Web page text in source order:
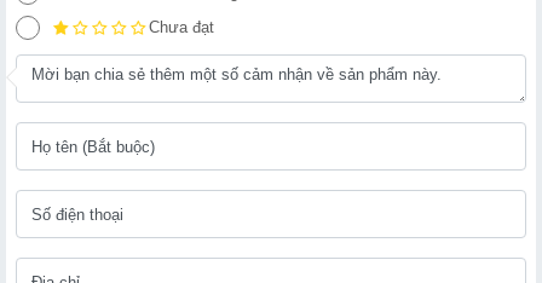
Chưa đạt